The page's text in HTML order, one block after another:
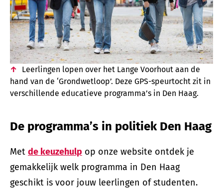
Leerlingen lopen over het Lange Voorhout aan de
hand van de ‘Grondwetloop’. Deze GPS-speurtocht zit in
verschillende educatieve programma’s in Den Haag.
De programma’s in politiek Den Haag
Met de keuzehulp op onze website ontdek je
gemakkelijk welk programma in Den Haag
geschikt is voor jouw leerlingen of studenten.